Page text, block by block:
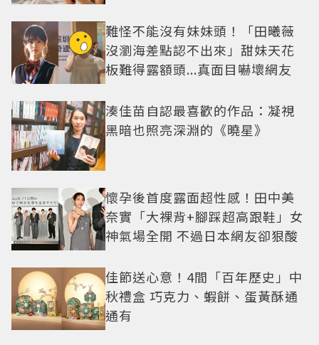
難怪不能沒有妹妹頭！「田曦薇
沒瀏海差點認不出來」甜妹天花
板難得露額頭...真面目嚇壞網友
湊佳苗自認最喜歡的作品：凝視
黑暗也照亮深淵的《曉星》
懷孕後首度露面超性感！田中美
奈實「大裸背+腳踩超高跟鞋」女
神氣場全開 不過日本網友卻狠酸
佳節送心意！4間「百年歷史」中
秋禮盒 巧克力、蝦餅、蛋黃酥通
通有